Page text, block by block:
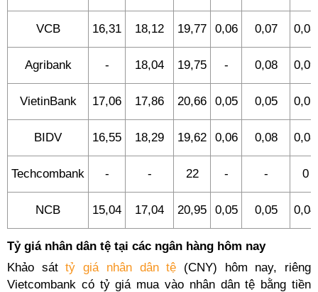
VCB 16,31 18,12 19,77 0,06 0,07 0,08
Agribank - 18,04 19,75 - 0,08 0,09
VietinBank 17,06 17,86 20,66 0,05 0,05 0,05
BIDV 16,55 18,29 19,62 0,06 0,08 0,08
Techcombank - - 22 - - 0
NCB 15,04 17,04 20,95 0,05 0,05 0,04
Tỷ giá nhân dân tệ tại các ngân hàng hôm nay
Khảo sáttỷ giá nhân dân tệ (CNY) hôm nay, riêng
Vietcombank có tỷ giá mua vào nhân dân tệ bằng tiền